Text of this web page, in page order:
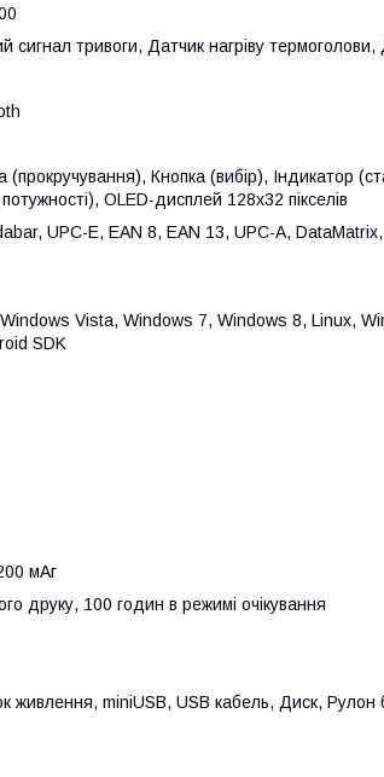
сигнал тривоги, Датчик нагріву термоголови,
Кнопка (вибір), Індикатор
OLED-дисплей 128x32 пікселів
UPC-E, EAN 8, EAN 13, UPC-A,
Vista, Windows 7, Windows 8, Linux,
SDK
мAг
друку, 100 годин в режимі очікування
живлення, miniUSB, USB кабель, Диск, Рулон